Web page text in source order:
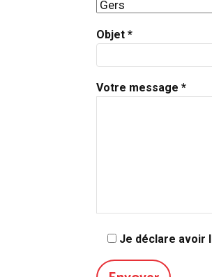
Objet *
Votre message *
Je déclare avoir